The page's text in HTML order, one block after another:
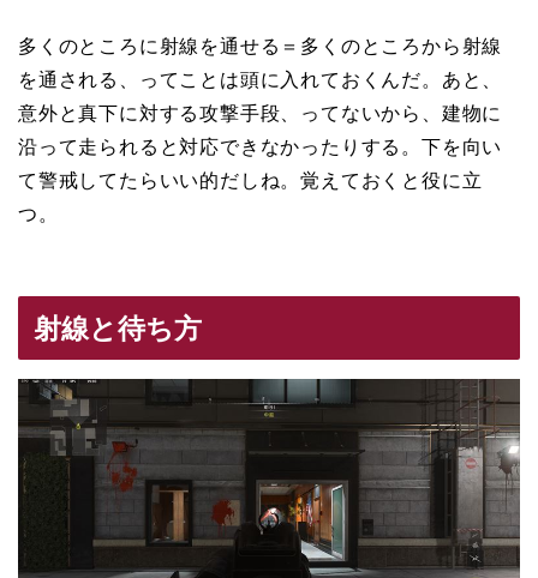
多くのところに射線を通せる＝多くのところから射線
を通される、ってことは頭に入れておくんだ。あと、
意外と真下に対する攻撃手段、ってないから、建物に
沿って走られると対応できなかったりする。下を向い
て警戒してたらいい的だしね。覚えておくと役に立
つ。
射線と待ち方